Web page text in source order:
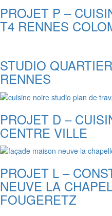
PROJET P –
T4 RENNES
STUDIO
RENNES
PROJET D –
CENTRE VILLE
PROJET L –
NEUVE LA
FOUGERETZ